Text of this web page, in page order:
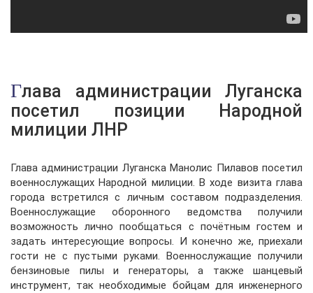
Глава администрации Луганска
посетил позиции Народной
милиции ЛНР
Глава администрации Луганска Манолис Пилавов посетил
военнослужащих Народной милиции. В ходе визита глава
города встретился с личным составом подразделения.
Военнослужащие оборонного ведомства получили
возможность лично пообщаться с почётным гостем и
задать интересующие вопросы. И конечно же, приехали
гости не с пустыми руками. Военнослужащие получили
бензиновые пилы и генераторы, а также шанцевый
инструмент, так необходимые бойцам для инженерного